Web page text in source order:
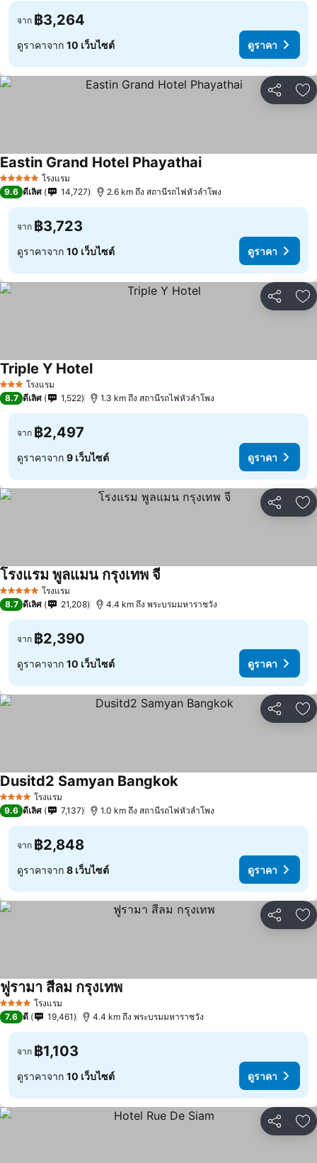
จาก ฿3,264
ดูราคาจาก 10 เว็บไซต์ ดูราคา
แชร์ เ
5 ดาว โรงแรม
Eastin Grand Hotel Phayathai
9.6 ดีเลิศ 14,727 2.6 km ถึง สถานีรถไฟหัวลำโพง
จาก ฿3,723
ดูราคาจาก 10 เว็บไซต์ ดูราคา
แชร์ เ
3 ดาว โรงแรม
Triple Y Hotel
8.7 ดีเลิศ 1,522 1.3 km ถึง สถานีรถไฟหัวลำโพง
จาก ฿2,497
ดูราคาจาก 9 เว็บไซต์ ดูราคา
แชร์ เ
5 ดาว โรงแรม
โรงแรม พูลแมน กรุงเทพ จี
8.7 ดีเลิศ 21,208 4.4 km ถึง พระบรมมหาราชวัง
จาก ฿2,390
ดูราคาจาก 10 เว็บไซต์ ดูราคา
แชร์ เ
4 ดาว โรงแรม
Dusitd2 Samyan Bangkok
9.6 ดีเลิศ 7,137 1.0 km ถึง สถานีรถไฟหัวลำโพง
จาก ฿2,848
ดูราคาจาก 8 เว็บไซต์ ดูราคา
แชร์ เ
4 ดาว โรงแรม
ฟูรามา สีลม กรุงเทพ
7.6 ดี 19,461 4.4 km ถึง พระบรมมหาราชวัง
จาก ฿1,103
ดูราคาจาก 10 เว็บไซต์ ดูราคา
แชร์ เ